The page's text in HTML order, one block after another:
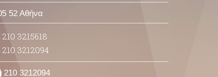
52 Αθήνα
210 3215618
210 3212094
210 3212094